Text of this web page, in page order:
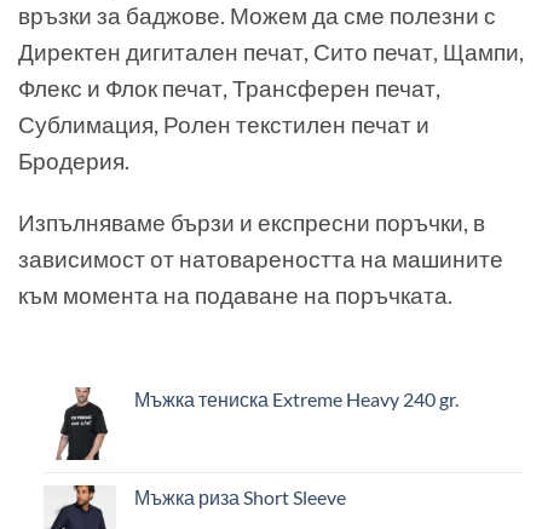
връзки за баджове. Можем да сме полезни с
Директен дигитален печат, Сито печат, Щампи,
Флекс и Флок печат, Трансферен печат,
Сублимация, Ролен текстилен печат и
Бродерия.
Изпълняваме бързи и експресни поръчки, в
зависимост от натовареността на машините
към момента на подаване на поръчката.
Мъжка тениска Extreme Heavy 240 gr.
Мъжка риза Short Sleeve